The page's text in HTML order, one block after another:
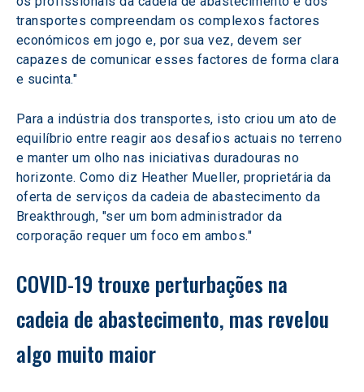
transportes compreendam os complexos factores
económicos em jogo e, por sua vez, devem ser
capazes de comunicar esses factores de forma clara
e sucinta."
Para a indústria dos transportes, isto criou um ato de
equilíbrio entre reagir aos desafios actuais no terreno
e manter um olho nas iniciativas duradouras no
horizonte. Como diz Heather Mueller, proprietária da
oferta de serviços da cadeia de abastecimento da
Breakthrough, "ser um bom administrador da
corporação requer um foco em ambos."
COVID-19 trouxe perturbações na
cadeia de abastecimento, mas revelou
algo muito maior